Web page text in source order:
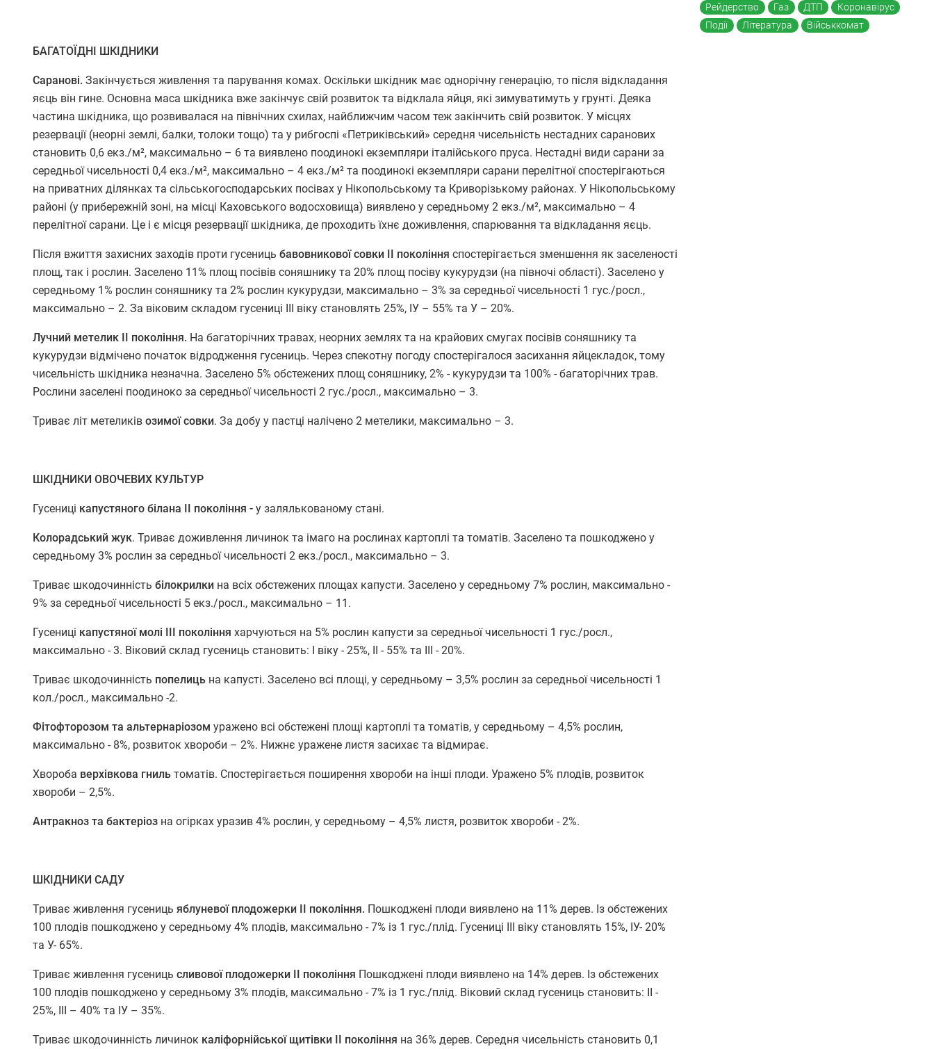
БАГАТОЇДНІ ШКІДНИКИ
Саранові. Закінчується живлення та парування комах. Оскільки шкідник має однорічну генерацію, то після відкладання
яєць він гине. Основна маса шкідника вже закінчує свій розвиток та відклала яйця, які зимуватимуть у грунті. Деяка
частина шкідника, що розвивалася на північних схилах, найближчим часом теж закінчить свій розвиток. У місцях
резервації (неорні землі, балки, толоки тощо) та у рибгоспі «Петриківський» середня чисельність нестадних саранових
становить 0,6 екз./м², максимально – 6 та виявлено поодинокі екземпляри італійського пруса. Нестадні види сарани за
середньої чисельності 0,4 екз./м², максимально – 4 екз./м² та поодинокі екземпляри сарани перелітної спостерігаються
на приватних ділянках та сільськогосподарських посівах у Нікопольському та Криворізькому районах. У Нікопольському
районі (у прибережній зоні, на місці Каховського водосховища) виявлено у середньому 2 екз./м², максимально – 4
перелітної сарани. Це і є місця резервації шкідника, де проходить їхнє доживлення, спарювання та відкладання яєць.
Після вжиття захисних заходів проти гусениць бавовникової совки ІІ покоління спостерігається зменшення як заселеності
площ, так і рослин. Заселено 11% площ посівів соняшнику та 20% площ посіву кукурудзи (на півночі області). Заселено у
середньому 1% рослин соняшнику та 2% рослин кукурудзи, максимально – 3% за середньої чисельності 1 гус./росл.,
максимально – 2. За віковим складом гусениці ІІІ віку становлять 25%, ІУ – 55% та У – 20%.
Лучний метелик ІІ покоління. На багаторічних травах, неорних землях та на крайових смугах посівів соняшнику та
кукурудзи відмічено початок відродження гусениць. Через спекотну погоду спостерігалося засихання яйцекладок, тому
чисельність шкідника незначна. Заселено 5% обстежених площ соняшнику, 2% - кукурудзи та 100% - багаторічних трав.
Рослини заселені поодиноко за середньої чисельності 2 гус./росл., максимально – 3.
Триває літ метеликів озимої совки. За добу у пастці налічено 2 метелики, максимально – 3.
ШКІДНИКИ ОВОЧЕВИХ КУЛЬТУР
Гусениці капустяного білана ІІ покоління - у залялькованому стані.
Колорадський жук. Триває доживлення личинок та імаго на рослинах картоплі та томатів. Заселено та пошкоджено у
середньому 3% рослин за середньої чисельності 2 екз./росл., максимально – 3.
Триває шкодочинність білокрилки на всіх обстежених площах капусти. Заселено у середньому 7% рослин, максимально -
9% за середньої чисельності 5 екз./росл., максимально – 11.
Гусениці капустяної молі ІІІ покоління харчуються на 5% рослин капусти за середньої чисельності 1 гус./росл.,
максимально - 3. Віковий склад гусениць становить: І віку - 25%, ІІ - 55% та ІІІ - 20%.
Триває шкодочинність попелиць на капусті. Заселено всі площі, у середньому – 3,5% рослин за середньої чисельності 1
кол./росл., максимально -2.
Фітофторозом та альтернаріозом уражено всі обстежені площі картоплі та томатів, у середньому – 4,5% рослин,
максимально - 8%, розвиток хвороби – 2%. Нижнє уражене листя засихає та відмирає.
Хвороба верхівкова гниль томатів. Спостерігається поширення хвороби на інші плоди. Уражено 5% плодів, розвиток
хвороби – 2,5%.
Антракноз та бактеріоз на огірках уразив 4% рослин, у середньому – 4,5% листя, розвиток хвороби - 2%.
ШКІДНИКИ САДУ
Триває живлення гусениць яблуневої плодожерки ІІ покоління. Пошкоджені плоди виявлено на 11% дерев. Із обстежених
100 плодів пошкоджено у середньому 4% плодів, максимально - 7% із 1 гус./плід. Гусениці ІІІ віку становлять 15%, ІУ- 20%
та У- 65%.
Триває живлення гусениць сливової плодожерки ІІ покоління Пошкоджені плоди виявлено на 14% дерев. Із обстежених
100 плодів пошкоджено у середньому 3% плодів, максимально - 7% із 1 гус./плід. Віковий склад гусениць становить: ІІ -
25%, ІІІ – 40% та ІУ – 35%.
Триває шкодочинність личинок каліфорнійської щитівки ІІ покоління на 36% дерев. Середня чисельність становить 0,1
Рейдерство
Газ ДТП
Коронавірус
Події
Література Військкомат